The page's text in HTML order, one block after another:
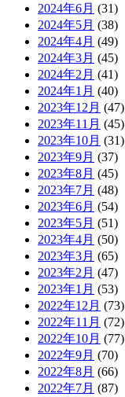
2024年6月 (31)
2024年5月 (38)
2024年4月 (49)
2024年3月 (45)
2024年2月 (41)
2024年1月 (40)
2023年12月 (47)
2023年11月 (45)
2023年10月 (31)
2023年9月 (37)
2023年8月 (45)
2023年7月 (48)
2023年6月 (54)
2023年5月 (51)
2023年4月 (50)
2023年3月 (65)
2023年2月 (47)
2023年1月 (53)
2022年12月 (73)
2022年11月 (72)
2022年10月 (77)
2022年9月 (70)
2022年8月 (66)
2022年7月 (87)